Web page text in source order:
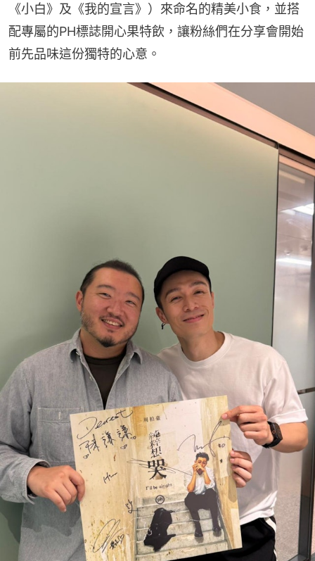
《小白》及《我的宣言》）來命名的精美小食，並搭
配專屬的PH標誌開心果特飲，讓粉絲們在分享會開始
前先品味這份獨特的心意。